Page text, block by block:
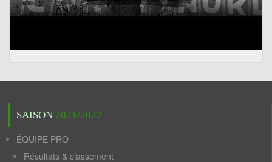
SAISON 2021/2022
ÉQUIPE PRO
Résultats & classement